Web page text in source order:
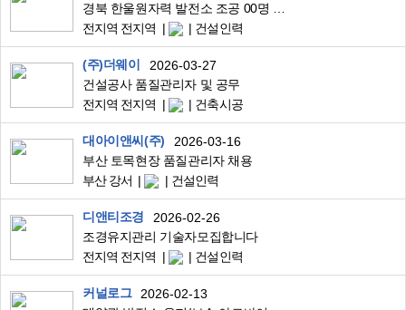
경북 한울원자력 발전소 조공 00명 모집합니다.
전지역 전지역
건설인력
(주)더웨이
2026-03-27
건설공사 품질관리자 및 공무
전지역 전지역
건축시공
대아이앤씨(주)
2026-03-16
부산 토목현장 품질관리자 채용
부산 강서
건설인력
디앤티조경
2026-02-26
조경유지관리 기술자모집합니다
전지역 전지역
건설인력
커널로그
2026-02-13